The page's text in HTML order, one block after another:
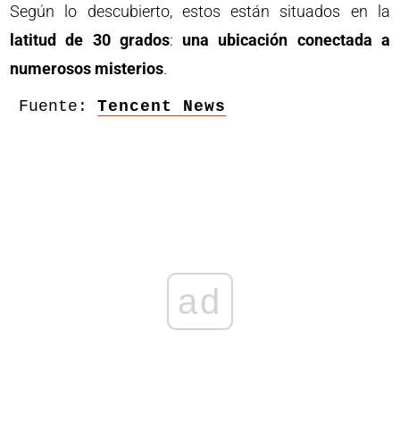
Según lo descubierto, estos están situados en la
latitud de 30 grados: una ubicación conectada a
numerosos misterios.
Fuente: Tencent News
ad